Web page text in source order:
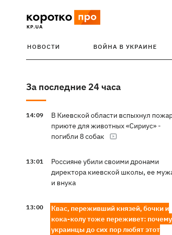
НОВОСТИ ВОЙНА В УКРАИНЕ
За последние 24 часа
14:09
В Киевской области вспыхнул
приюте для животных «Сириус» -
погибли 8 собак
13:01
Россияне убили своими дронами
директора киевской школы, ее
и внука
13:00
Квас, переживший князей, бочки и
кока-колу тоже переживет: почему
украинцы до сих пор любят этот